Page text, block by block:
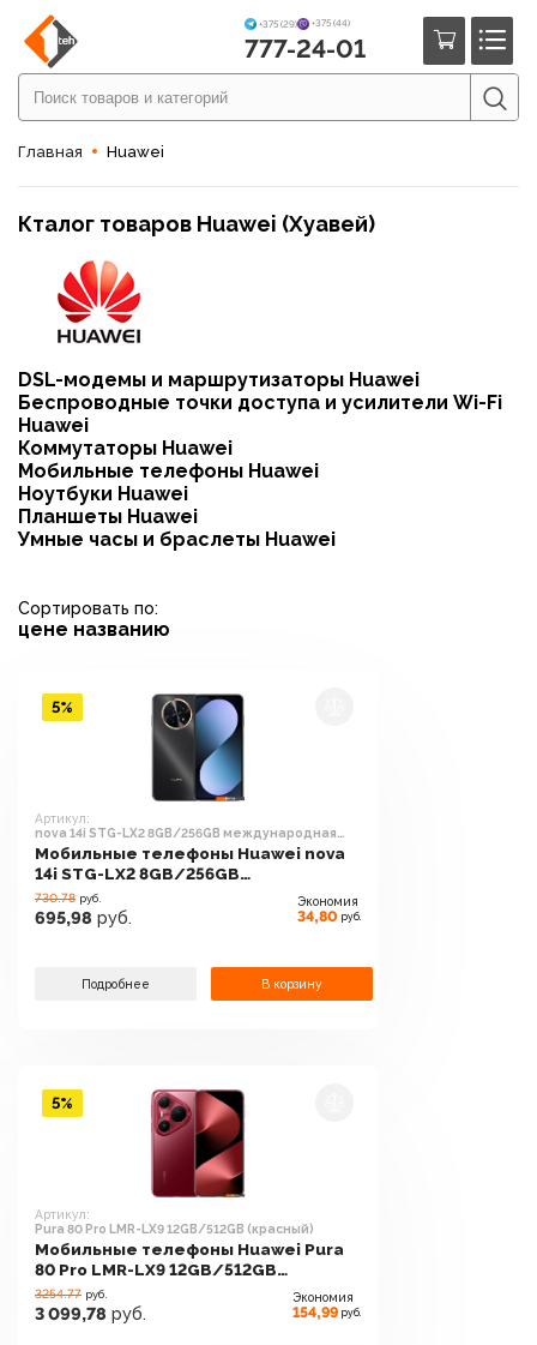
+375 (29) +375 (44)
777-24-01
Главная Huawei
Кталог товаров Huawei (Хуавей)
DSL-модемы и маршрутизаторы Huawei
Беспроводные точки доступа и усилители Wi-Fi
Huawei
Коммутаторы Huawei
Мобильные телефоны Huawei
Ноутбуки Huawei
Планшеты Huawei
Умные часы и браслеты Huawei
Сортировать по:
цене названию
Артикул:
nova 14i STG-LX2 8GB/256GB международная
версия (черный)
Мобильные телефоны Huawei nova
14i STG-LX2 8GB/256GB
международная версия (черный)
730.78 руб.
695,98 руб.
Экономия
34,80 руб.
Подробнее В корзину
5%
Артикул:
Pura 80 Pro LMR-LX9 12GB/512GB (красный)
Мобильные телефоны Huawei Pura
80 Pro LMR-LX9 12GB/512GB
(красный)
3254.77 руб.
3 099,78 руб.
Экономия
154,99 руб.
5%